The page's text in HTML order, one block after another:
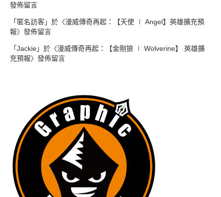
發佈留言
「匿名訪客」於〈漫威傳奇再起：【天使 ∣ Angel】英雄擴充預
報〉發佈留言
「Jackie」於〈漫威傳奇再起：【金剛狼 ∣ Wolverine】 英雄擴
充預報〉發佈留言